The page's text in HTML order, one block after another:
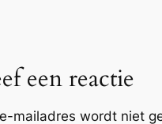
een reactie
mailadres wordt niet